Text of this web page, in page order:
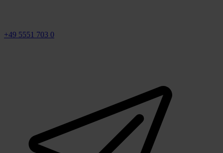
+49 5551 703 0